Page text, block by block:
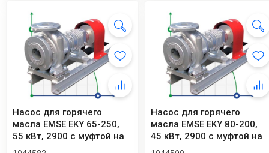
Насос для горячего
масла EMSE EKY 65-250,
55 кВт, 2900 с муфтой на
раме, без ...
Насос для горячего
масла EMSE EKY 80-200,
45 кВт, 2900 с муфтой на
раме, без ...